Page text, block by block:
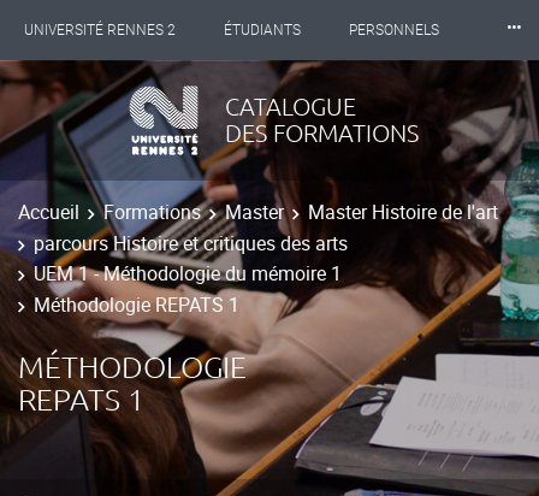
UNIVERSITÉ RENNES 2 ÉTUDIANTS PERSONNELS
INTERNATIONAL PROFESSIONNELS BIBLIOTHÈQUES
LES NOUVELLES DE RENNES 2
⸱⸱⸱
CATALOGUE
DES FORMATIONS
Accueil Formations Master
Master Histoire de l'art
parcours Histoire et critiques des arts
UEM 1 - Méthodologie du mémoire 1
Méthodologie REPATS 1
MÉTHODOLOGIE
REPATS 1